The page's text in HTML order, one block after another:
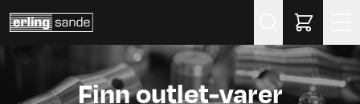
Finn outlet-varer